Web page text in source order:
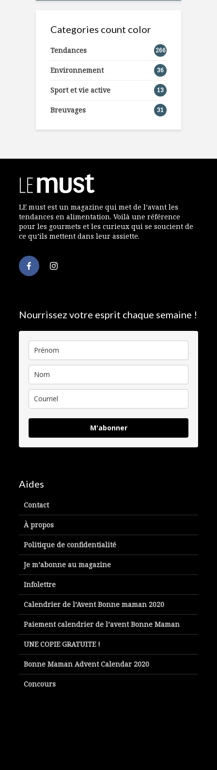
Categories count color
Tendances 266
Environnement 36
Sport et vie active 13
Breuvages 31
LE must est un magazine qui met de l’avant les
tendances en alimentation. Voilà une référence
pour les gourmets et les curieux qui se soucient de
ce qu’ils mettent dans leur assiette.
Nourrissez votre esprit chaque semaine !
M'abonner
Aides
Contact
À propos
Politique de confidentialité
Je m’abonne au magazine
Infolettre
Calendrier de l’Avent Bonne maman 2020
Paiement calendrier de l’avent Bonne Maman
UNE COPIE GRATUITE !
Bonne Maman Advent Calendar 2020
Concours